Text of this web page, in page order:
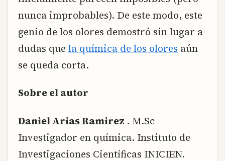
nunca improbables). De este modo, este
genio de los olores demostró sin lugar a
dudas que la química de los olores aún
se queda corta.
Sobre el autor
Daniel Arias Ramirez . M.Sc
Investigador en química. Instituto de
Investigaciones Científicas INICIEN.